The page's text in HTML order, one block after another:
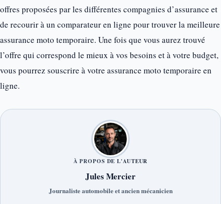
offres proposées par les différentes compagnies d’assurance et
de recourir à un comparateur en ligne pour trouver la meilleure
assurance moto temporaire. Une fois que vous aurez trouvé
l’offre qui correspond le mieux à vos besoins et à votre budget,
vous pourrez souscrire à votre assurance moto temporaire en
ligne.
À PROPOS DE L'AUTEUR
Jules Mercier
Journaliste automobile et ancien mécanicien